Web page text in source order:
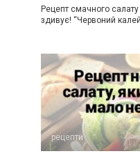
Рецепт смачного
здивує! “Червоний
рецепти